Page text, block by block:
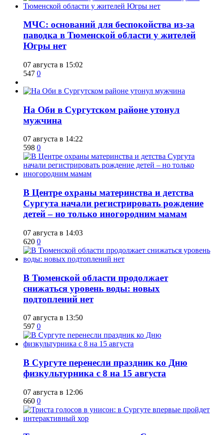
​МЧС: оснований для беспокойства из-за
паводка в Тюменской области у жителей
Югры нет
07 августа в 15:02
547 0
​На Оби в Сургутском районе утонул
мужчина
07 августа в 14:22
598 0
​В Центре охраны материнства и детства
Сургута начали регистрировать рождение
детей – но только иногородним мамам
07 августа в 14:03
620 0
​В Тюменской области продолжает
снижаться уровень воды: новых
подтоплений нет
07 августа в 13:50
597 0
​В Сургуте перенесли праздник ко Дню
физкультурника с 8 на 15 августа
07 августа в 12:06
660 0